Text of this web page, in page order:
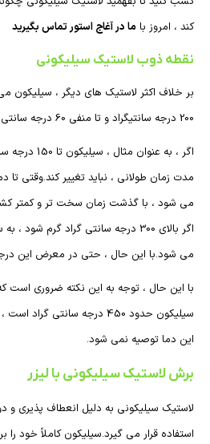
کند ، امروز با ما در آغاج استور تماس بگیرید
نقطه ذوب لاستیک سیلیکونی
بر خلاف اکثر لاستیک های دیگر ، سیلیکون
200 درجه سانتیگراد و تا منفی 60 درجه سانتی گراد مقاومت کند.
اگر ، به
می شود ، با گذشت زمان سخت تر و کمتر
اگر بالای 300 درجه سانتی گراد
می شود.با این حال ، حتی در معرض این
با این حال ، توجه به این نکته ضروری است
سیلیکون حدود 450 درجه سانتی
این دما توصیه نمی شود.
برش لاستیک سیلیکونی با لیزر
لاستیک سیلیکونی به دلیل انعطاف پذیری و
استفاده قرار می گیرد.سیلیکون کاملاً خود